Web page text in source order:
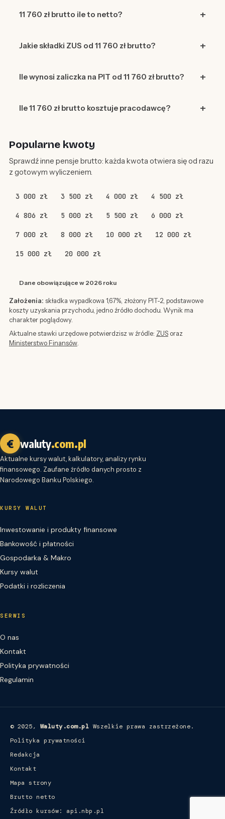
11 760 zł brutto ile to netto?
Jakie składki ZUS od 11 760 zł brutto?
Ile wynosi zaliczka na PIT od 11 760 zł brutto?
Ile 11 760 zł brutto kosztuje pracodawcę?
Popularne kwoty
Sprawdź inne pensje brutto: każda kwota otwiera się od razu
z gotowym wyliczeniem.
3 000 zł 3 500 zł 4 000 zł 4 500 zł
4 806 zł 5 000 zł 5 500 zł 6 000 zł
7 000 zł 8 000 zł 10 000 zł 12 000 zł
15 000 zł 20 000 zł
Dane obowiązujące w 2026 roku
Założenia: składka wypadkowa 1,67%, złożony PIT-2, podstawowe
koszty uzyskania przychodu, jedno źródło dochodu. Wynik ma
charakter poglądowy.
Aktualne stawki urzędowe potwierdzisz w źródle: ZUSoraz
Ministerstwo Finansów.
€ waluty.com.pl
Aktualne kursy walut, kalkulatory, analizy rynku
finansowego. Zaufane źródło danych prosto z
Narodowego Banku Polskiego.
KURSY WALUT
Inwestowanie i produkty finansowe
Bankowość i płatności
Gospodarka & Makro
Kursy walut
Podatki i rozliczenia
SERWIS
O nas
Kontakt
Polityka prywatności
Regulamin
© 2025, Waluty.com.pl Wszelkie prawa zastrzeżone.
Polityka prywatności
Redakcja
Kontakt
Mapa strony
Brutto netto
Źródło kursów: api.nbp.pl